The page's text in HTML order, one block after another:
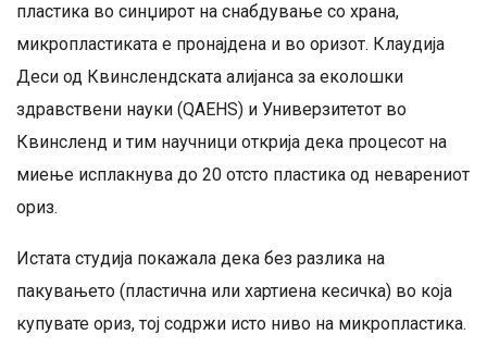
пластика во синџирот на снабдување со храна,
микропластиката е пронајдена и во оризот. Клаудија
Деси од Квинслендската алијанса за еколошки
здравствени науки (QAEHS) и Универзитетот во
Квинсленд и тим научници открија дека процесот на
миење исплакнува до 20 отсто пластика од неварениот
ориз.
Истата студија покажала дека без разлика на
пакувањето (пластична или хартиена кесичка) во која
купувате ориз, тој содржи исто ниво на микропластика.